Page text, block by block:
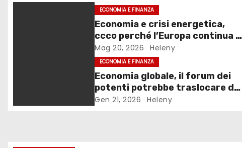
ECONOMIA E FINANZA
Economia e crisi energetica,
ccco perché l’Europa continua a
fallire le risposte
Mag 20, 2026 Heleny
ECONOMIA E FINANZA
Economia globale, il forum dei
potenti potrebbe traslocare da
Davos
Gen 21, 2026 Heleny